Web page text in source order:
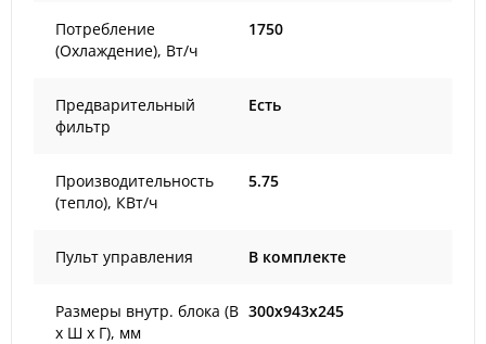
Потребление
(Охлаждение), Вт/ч
1750
Предварительный
фильтр
Есть
Производительность
(тепло), КВт/ч
5.75
Пульт управления В комплекте
Размеры внутр. блока (В
х Ш х Г), мм
300x943x245